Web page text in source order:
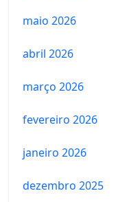
maio 2026
abril 2026
março 2026
fevereiro 2026
janeiro 2026
dezembro 2025